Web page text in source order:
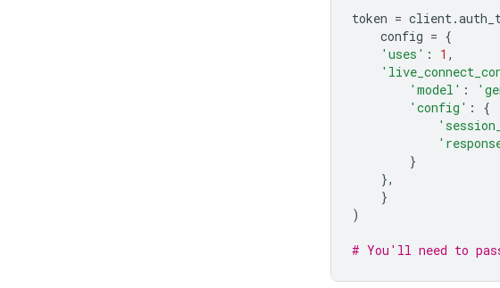
token = client .
config = {
'uses' : 1 ,
'model' :
'config' :
{
}
},
}
)
# You'll need to